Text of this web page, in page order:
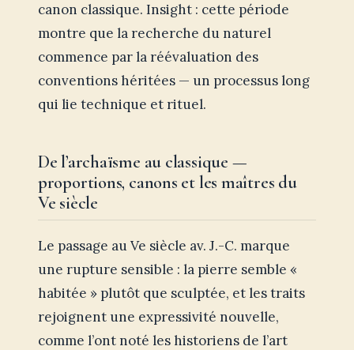
canon classique. Insight : cette période
montre que la recherche du naturel
commence par la réévaluation des
conventions héritées — un processus long
qui lie technique et rituel.
De l’archaïsme au classique —
proportions, canons et les maîtres du
Ve siècle
Le passage au Ve siècle av. J.-C. marque
une rupture sensible : la pierre semble «
habitée » plutôt que sculptée, et les traits
rejoignent une expressivité nouvelle,
comme l’ont noté les historiens de l’art